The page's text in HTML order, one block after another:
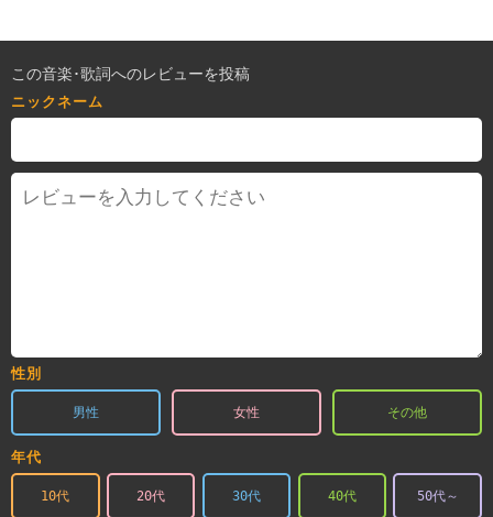
この音楽･歌詞へのレビューを投稿
ニックネーム
性別
男性 女性 その他
年代
10代 20代 30代 40代 50代～